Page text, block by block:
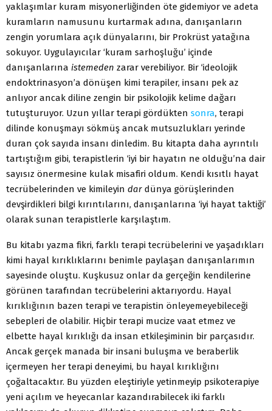
yaklaşımlar kuram misyonerliğinden öte gidemiyor ve adeta
kuramların namusunu kurtarmak adına, danışanların
zengin yorumlara açık dünyalarını, bir Prokrüst yatağına
sokuyor. Uygulayıcılar ‘kuram sarhoşluğu’ içinde
danışanlarına istemeden zarar verebiliyor. Bir ‘ideolojik
endoktrinasyon’a dönüşen kimi terapiler, insanı pek az
anlıyor ancak diline zengin bir psikolojik kelime dağarı
tutuşturuyor. Uzun yıllar terapi gördükten sonra, terapi
dilinde konuşmayı sökmüş ancak mutsuzlukları yerinde
duran çok sayıda insanı dinledim. Bu kitapta daha ayrıntılı
tartıştığım gibi, terapistlerin ‘iyi bir hayatın ne olduğu’na dair
sayısız önermesine kulak misafiri oldum. Kendi kısıtlı hayat
tecrübelerinden ve kimileyin dar dünya görüşlerinden
devşirdikleri bilgi kırıntılarını, danışanlarına ‘iyi hayat taktiği’
olarak sunan terapistlerle karşılaştım.
Bu kitabı yazma fikri, farklı terapi tecrübelerini ve yaşadıkları
kimi hayal kırıklıklarını benimle paylaşan danışanlarımın
sayesinde oluştu. Kuşkusuz onlar da gerçeğin kendilerine
görünen tarafından tecrübelerini aktarıyordu. Hayal
kırıklığının bazen terapi ve terapistin önleyemeyebileceği
sebepleri de olabilir. Hiçbir terapi mucize vaat etmez ve
elbette hayal kırıklığı da insan etkileşiminin bir parçasıdır.
Ancak gerçek manada bir insani buluşma ve beraberlik
içermeyen her terapi deneyimi, bu hayal kırıklığını
çoğaltacaktır. Bu yüzden eleştiriyle yetinmeyip psikoterapiye
yeni açılım ve heyecanlar kazandırabilecek iki farklı